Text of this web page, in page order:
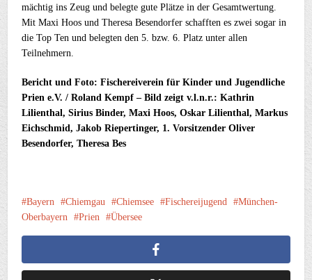
mächtig ins Zeug und belegte gute Plätze in der Gesamtwertung.
Mit Maxi Hoos und Theresa Besendorfer schafften es zwei sogar in
die Top Ten und belegten den 5. bzw. 6. Platz unter allen
Teilnehmern.
Bericht und Foto: Fischereiverein für Kinder und Jugendliche
Prien e.V. / Roland Kempf – Bild zeigt v.l.n.r.: Kathrin
Lilienthal, Sirius Binder, Maxi Hoos, Oskar Lilienthal, Markus
Eichschmid, Jakob Riepertinger, 1. Vorsitzender Oliver
Besendorfer, Theresa Bes
Bayern Chiemgau Chiemsee Fischereijugend
München-
Oberbayern
Prien Übersee